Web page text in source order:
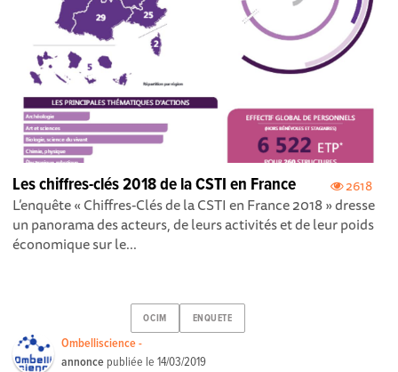
2618
Les chiffres-clés 2018 de la CSTI en France
L’enquête « Chiffres-Clés de la CSTI en France 2018 » dresse
un panorama des acteurs, de leurs activités et de leur poids
économique sur le...
OCIM ENQUETE
Ombelliscience -
annonce publiée le14/03/2019